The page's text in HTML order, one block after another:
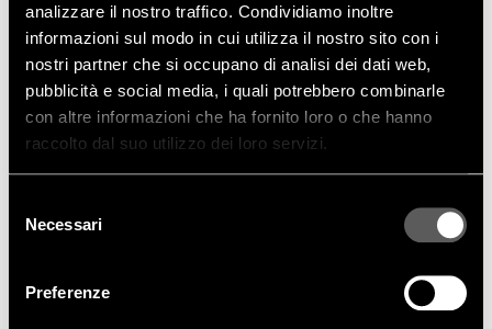
analizzare il nostro traffico. Condividiamo inoltre
informazioni sul modo in cui utilizza il nostro sito con i
nostri partner che si occupano di analisi dei dati web,
pubblicità e social media, i quali potrebbero combinarle
con altre informazioni che ha fornito loro o che hanno
raccolto dal suo utilizzo dei loro servizi.
delNecessari
Preferenze
POGGI CAPITONNÉ CHAIR HIGH| SMALL ARMCHAIR